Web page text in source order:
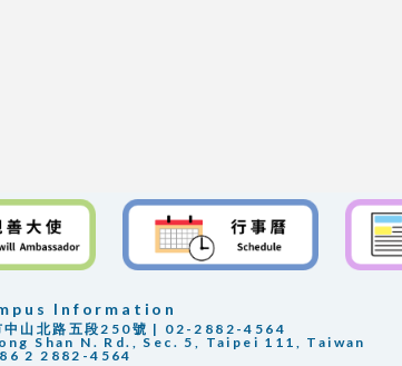
Information
中山北路五段250號 | 02-2882-4564
Shan N. Rd., Sec. 5, Taipei 111, Taiwan
2 2882-4564